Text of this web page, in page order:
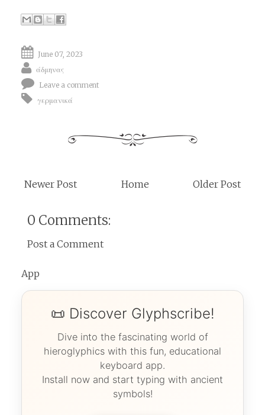
June 07, 2023
άδμηνας
Leave a comment
γερμανικά
Newer Post Older Post
Home
0 Comments:
Post a Comment
App
📜 Discover Glyphscribe!
Dive into the fascinating world of
hieroglyphics with this fun, educational
keyboard app.
Install now and start typing with ancient
symbols!